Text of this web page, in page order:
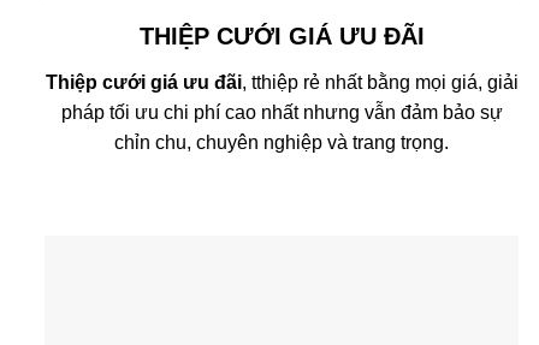
THIỆP CƯỚI GIÁ ƯU ĐÃI
Thiệp cưới giá ưu đãi, tthiệp rẻ nhất bằng mọi giá, giải
pháp tối ưu chi phí cao nhất nhưng vẫn đảm bảo sự
chỉn chu, chuyên nghiệp và trang trọng.